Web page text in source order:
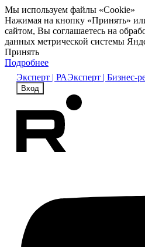
Мы используем файлы «Cookie»
Нажимая на кнопку «Принять»
сайтом, Вы соглашаетесь на
данных метрической системы
Принять
Подробнее
Эксперт | РАЭксперт | Бизнес-
Вход